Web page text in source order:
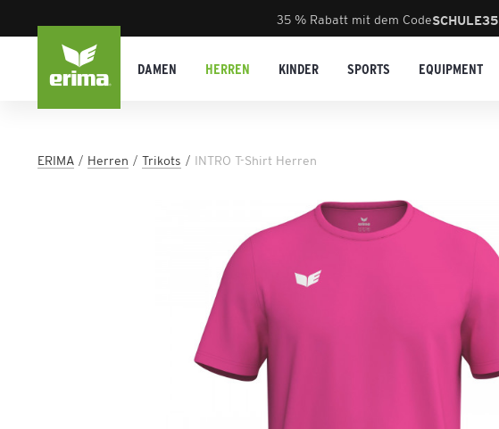
35 % Rabatt mit dem CodeSCHULE35
DAMEN HERREN KINDER SPORTS EQUIPMENT
ERIMA Herren Trikots INTRO T-Shirt Herren